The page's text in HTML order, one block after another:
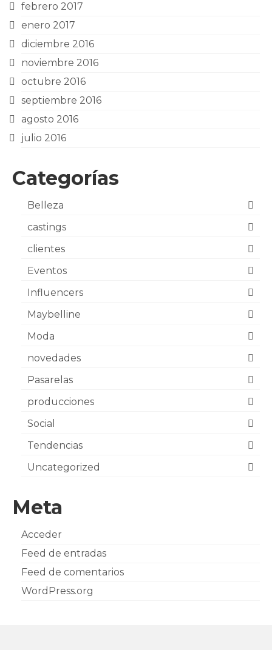
febrero 2017
enero 2017
diciembre 2016
noviembre 2016
octubre 2016
septiembre 2016
agosto 2016
julio 2016
Categorías
Belleza
castings
clientes
Eventos
Influencers
Maybelline
Moda
novedades
Pasarelas
producciones
Social
Tendencias
Uncategorized
Meta
Acceder
Feed de entradas
Feed de comentarios
WordPress.org